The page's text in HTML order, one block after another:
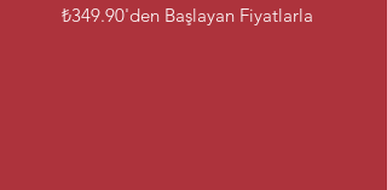
₺349.90'den Başlayan Fiyatlarla